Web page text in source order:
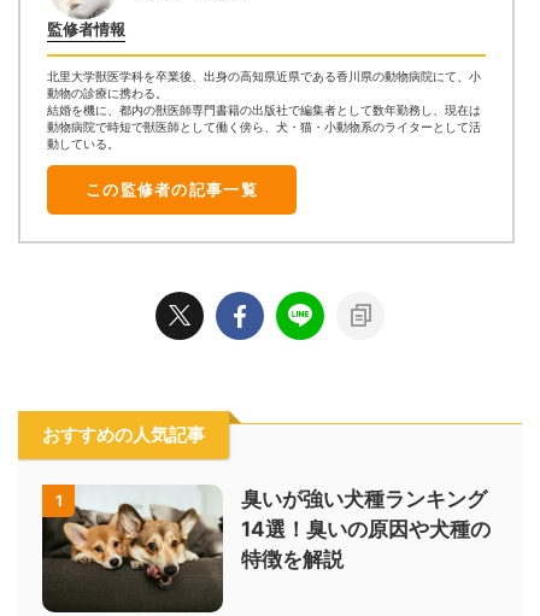
監修者情報
北里大学獣医学科を卒業後、出身の高知県近県である香川県の動物病院にて、小
動物の診療に携わる。
結婚を機に、都内の獣医師専門書籍の出版社で編集者として数年勤務し、現在は
動物病院で時短で獣医師として働く傍ら、犬・猫・小動物系のライターとして活
動している。
この監修者の記事一覧
おすすめの人気記事
1
臭いが強い犬種ランキング
14選！臭いの原因や犬種の
特徴を解説